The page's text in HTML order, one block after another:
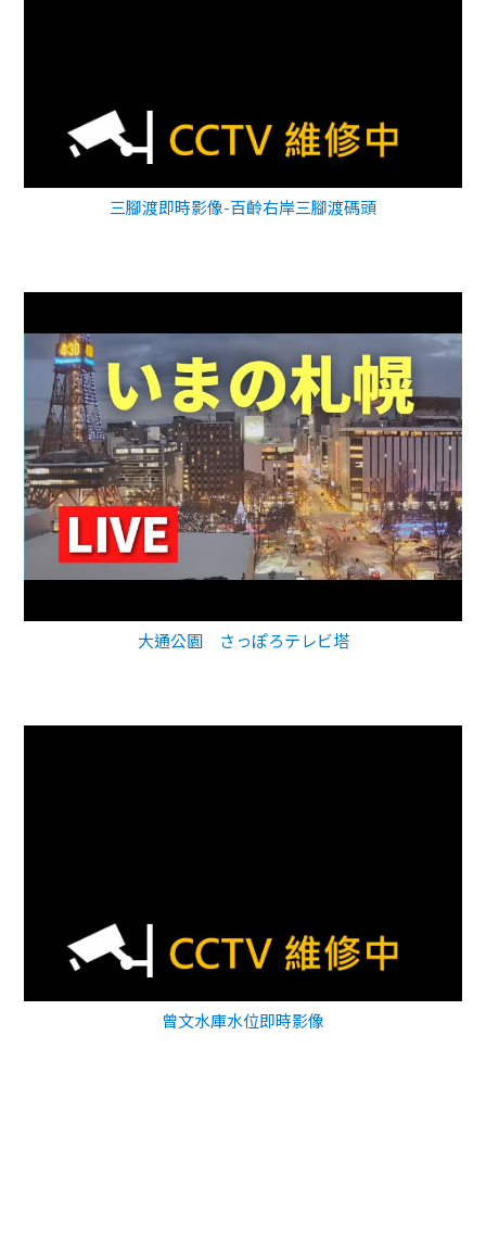
三腳渡即時影像-百齡右岸三腳渡碼頭
大通公園 さっぽろテレビ塔
曾文水庫水位即時影像